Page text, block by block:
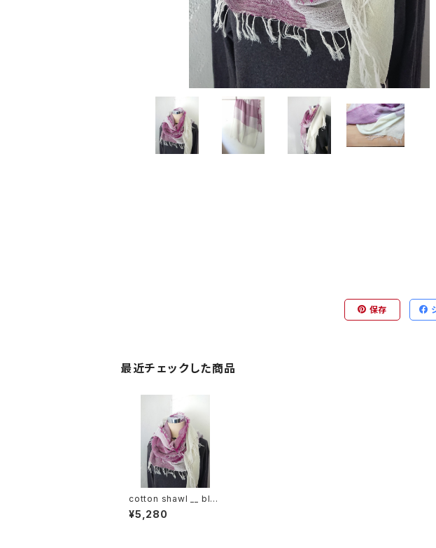
保存
最近チェックした商品
cotton shawl __ blo
ck 160 蓮華w
¥5,280